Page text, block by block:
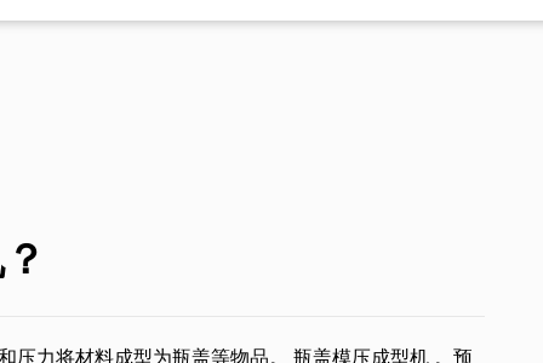
压力将材料成型为瓶盖等物品。瓶盖模压成型机 。预